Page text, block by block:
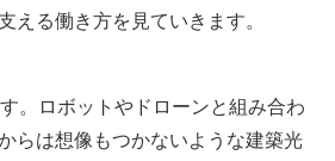
る働き方を見ていきます。
。ロボットやドローンと組み合わ
らは想像もつかないような建築光